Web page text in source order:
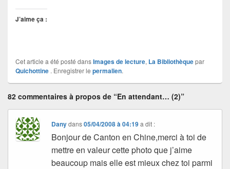
J’aime ça :
Cet article a été posté dansImages de lecture, La Bibliothèquepar
Quichottine . Enregistrer le permalien.
82 commentaires à propos de “En attendant… (2)”
Danydans05/04/2008 à 04:19 a dit :
Bonjour de Canton en Chine,merci à toi de
mettre en valeur cette photo que j’aime
beaucoup mais elle est mieux chez toi parmi